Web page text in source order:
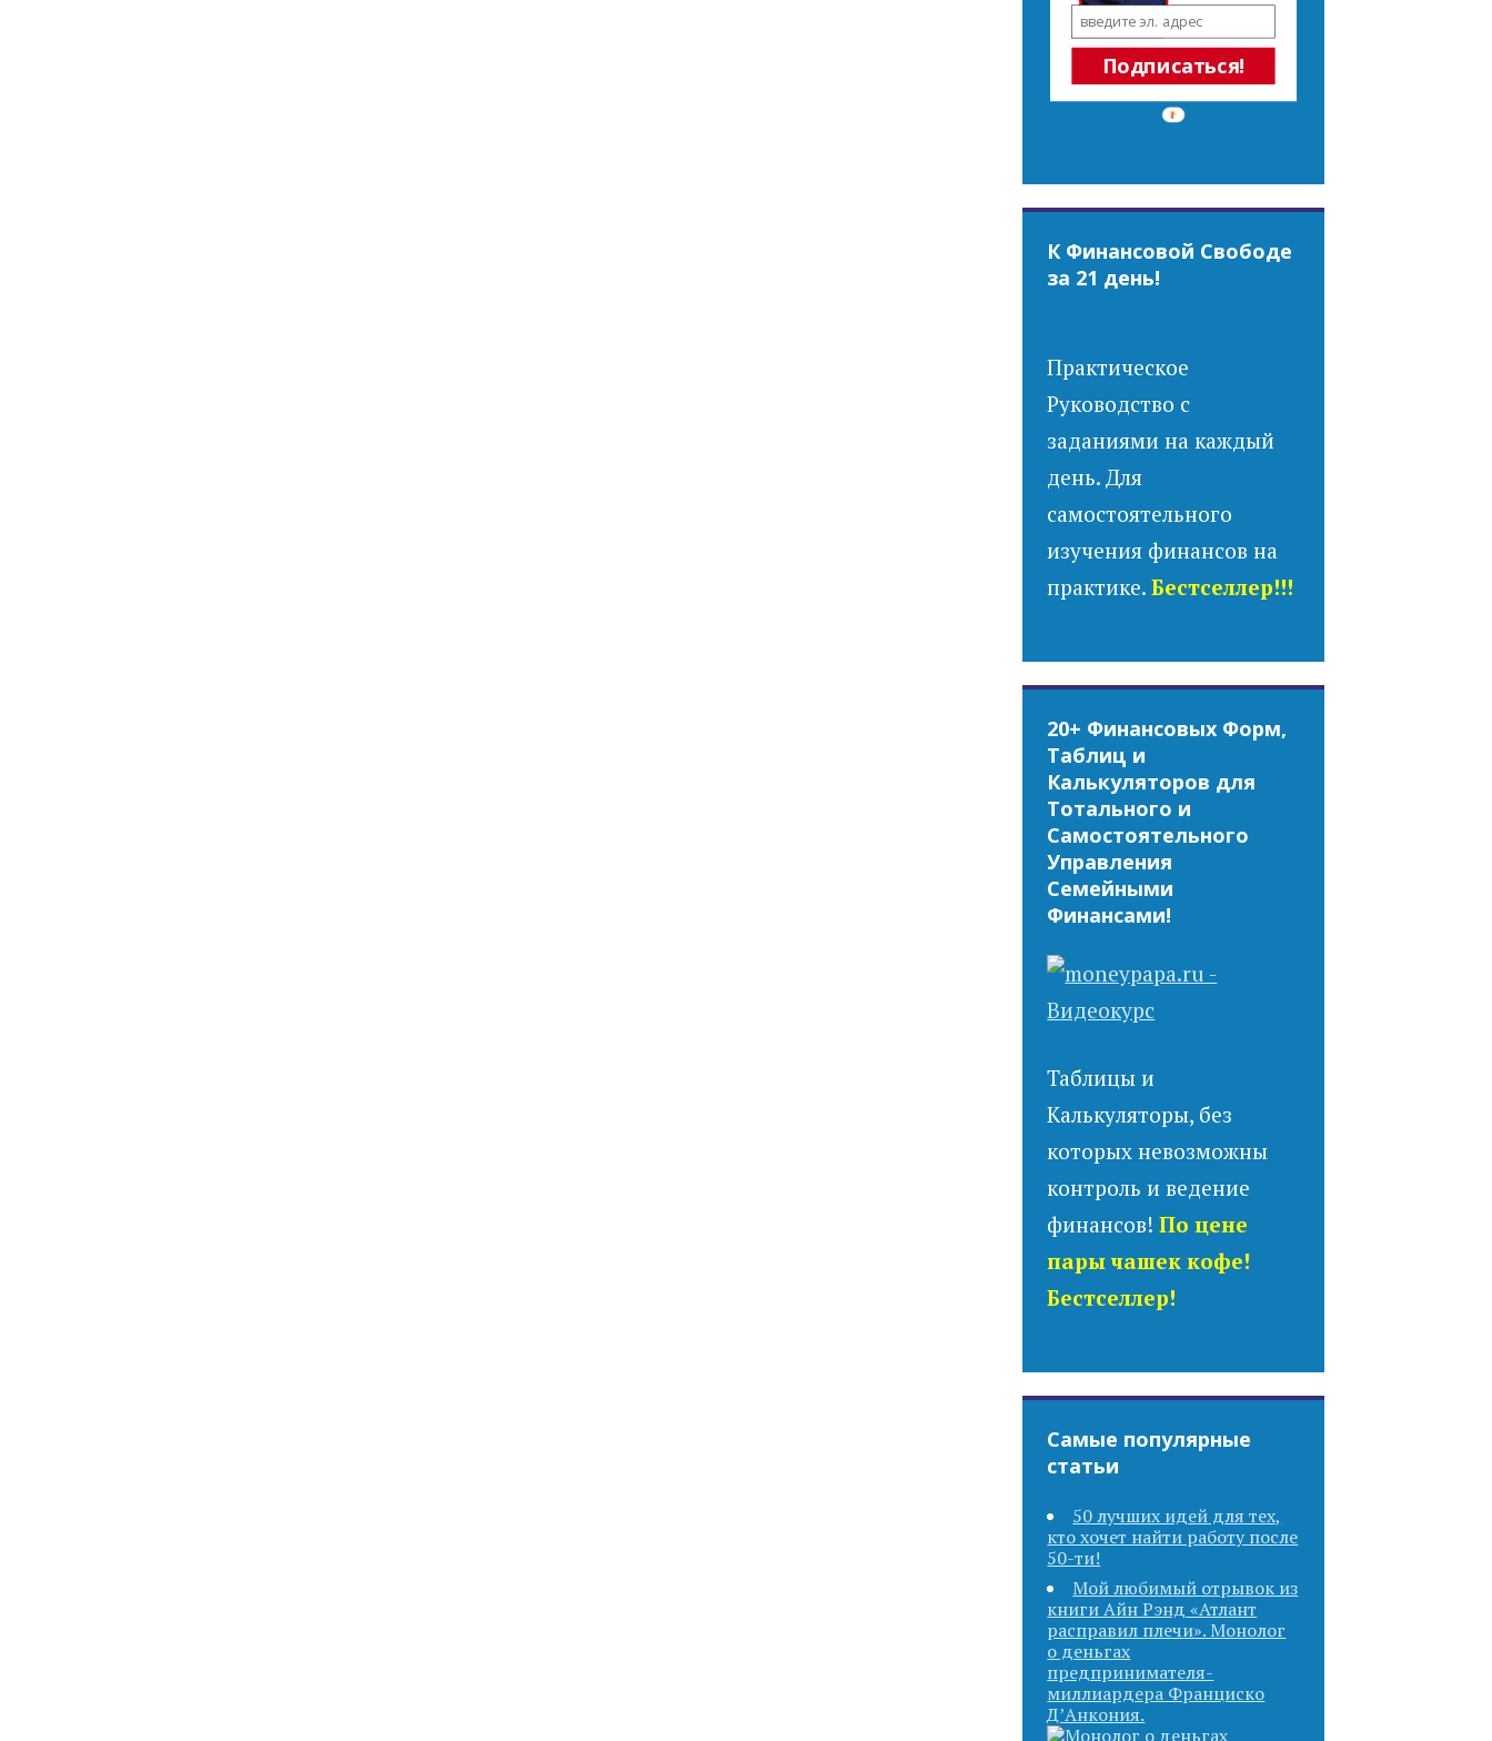
Подписаться!
К Финансовой Свободе
за 21 день!
Практическое
Руководство с
заданиями на каждый
день. Для
самостоятельного
изучения финансов на
практике.Бестселлер!!!
20+ Финансовых Форм,
Таблиц и
Калькуляторов для
Тотального и
Самостоятельного
Управления
Семейными
Финансами!
Таблицы и
Калькуляторы, без
которых невозможны
контроль и ведение
финансов!По цене
пары чашек кофе!
Бестселлер!
Самые популярные
статьи
50 лучших идей для тех,
кто хочет найти работу после
50-ти!
Мой любимый отрывок из
книги Айн Рэнд «Атлант
расправил плечи». Монолог
о деньгах
предпринимателя-
миллиардера Франциско
Д’Анкония.